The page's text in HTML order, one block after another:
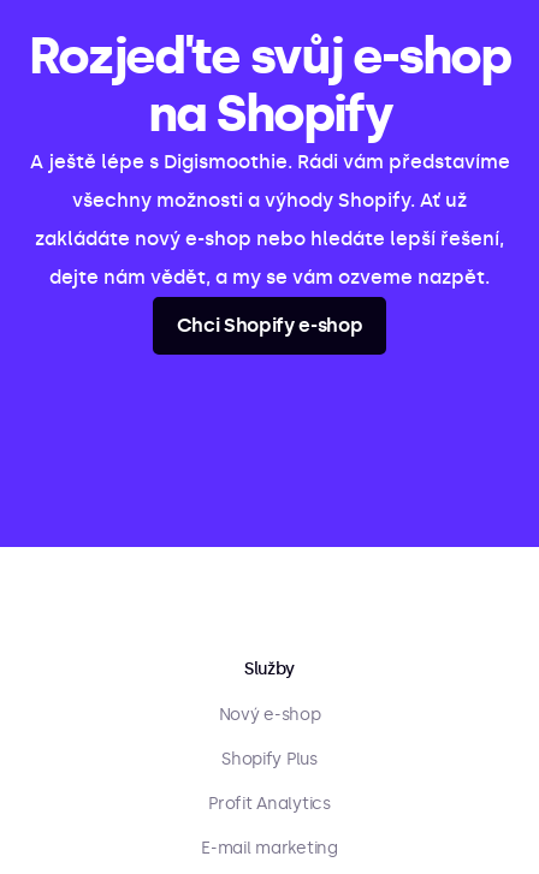
Rozjeďte svůj e-shop
na Shopify
A ještě lépe s Digismoothie. Rádi vám představíme
všechny možnosti a výhody Shopify. Ať už
zakládáte nový e-shop nebo hledáte lepší řešení,
dejte nám vědět, a my se vám ozveme nazpět.
Chci Shopify e-shop
Služby
Nový e-shop
Shopify Plus
Profit Analytics
E-mail marketing